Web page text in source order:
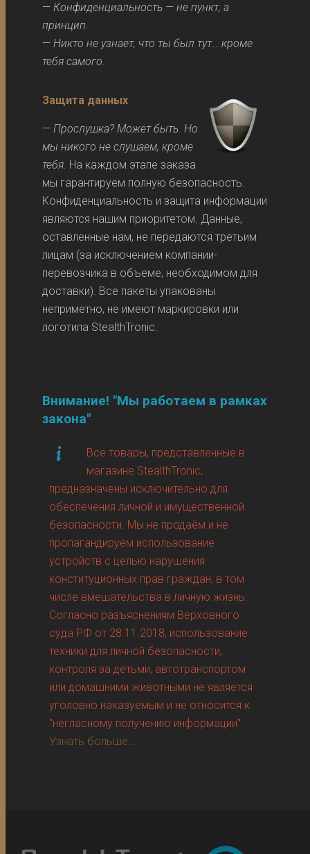
—Конфиденциальность — не пункт, а
принцип.
—Никто не узнает, что ты был тут… кроме
тебя самого.
Защита данных
—Прослушка? Может быть. Но
мы никого не слушаем, кроме
тебя. На каждом этапе заказа
мы гарантируем полную безопасность.
Конфиденциальность и защита информации
являются нашим приоритетом. Данные,
оставленные нам, не передаются третьим
лицам (за исключением компании-
перевозчика в объеме, необходимом для
доставки). Все пакеты упакованы
неприметно, не имеют маркировки или
логотипа StealthTronic.
Внимание! "Мы работаем в рамках
закона"
Все товары, представленные в
магазине StealthTronic,
предназначены исключительно для
обеспечения личной и имущественной
безопасности. Мы не продаём и не
пропагандируем использование
устройств с целью нарушения
конституционных прав граждан, в том
числе вмешательства в личную жизнь.
Согласно разъяснениям Верховного
суда РФ от 28.11.2018, использование
техники для личной безопасности,
контроля за детьми, автотранспортом
или домашними животными не является
уголовно наказуемым и не относится к
"негласному получению информации".
Узнать больше...